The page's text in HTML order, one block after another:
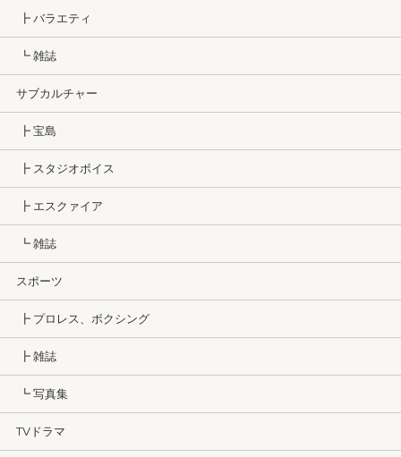
┣ バラエティ
┗ 雑誌
サブカルチャー
┣ 宝島
┣ スタジオボイス
┣ エスクァイア
┗ 雑誌
スポーツ
┣ プロレス、ボクシング
┣ 雑誌
┗ 写真集
TVドラマ